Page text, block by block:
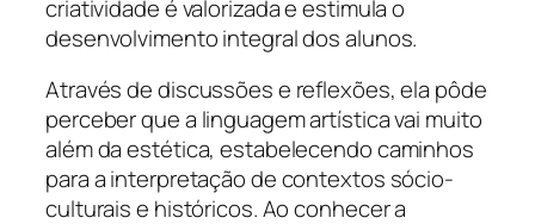
criatividade é valorizada e estimula o
desenvolvimento integral dos alunos.
Através de discussões e reflexões, ela pôde
perceber que a linguagem artística vai muito
além da estética, estabelecendo caminhos
para a interpretação de contextos sócio-
culturais e históricos. Ao conhecer a